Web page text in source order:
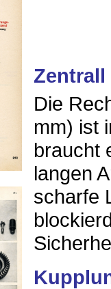
Zentrall
Die
mm) ist
braucht
langen
scharfe